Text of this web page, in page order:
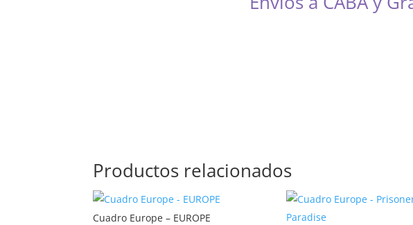
Productos relacionados
Cuadro Europe – EUROPE